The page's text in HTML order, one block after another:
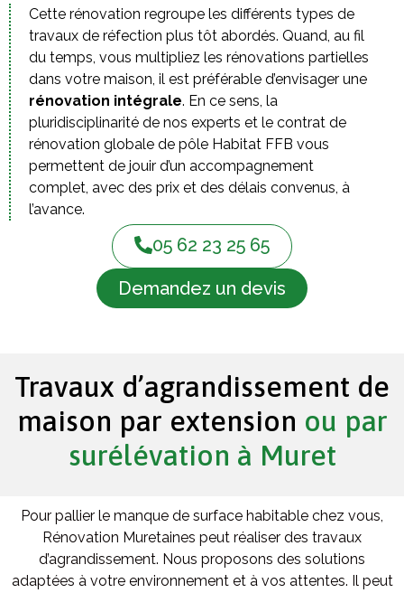
Cette rénovation regroupe les différents types de
travaux de réfection plus tôt abordés. Quand, au fil
du temps, vous multipliez les rénovations partielles
dans votre maison, il est préférable d’envisager une
rénovation intégrale. En ce sens, la
pluridisciplinarité de nos experts et le contrat de
rénovation globale de pôle Habitat FFB vous
permettent de jouir d’un accompagnement
complet, avec des prix et des délais convenus, à
l’avance.
05 62 23 25 65
Demandez un devis
Travaux d’agrandissement de
maison par extension ou par
surélévation à Muret
Pour pallier le manque de surface habitable chez vous,
Rénovation Muretaines peut réaliser des travaux
d’agrandissement. Nous proposons des solutions
adaptées à votre environnement et à vos attentes. Il peut